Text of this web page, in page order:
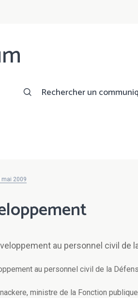
Rechercher un
2009
au personnel civil de
au personnel civil de la
ministre de la Fonction